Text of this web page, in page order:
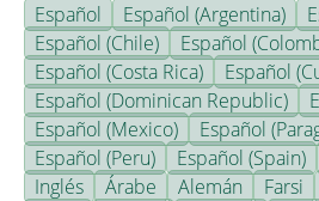
Español
Español (Argentina)
Español (Chile)
Español
Español (Costa Rica)
Español
Español (Dominican Republic)
Español (Mexico)
Español
Español (Peru)
Español (Spain)
Inglés
Árabe Alemán Farsi